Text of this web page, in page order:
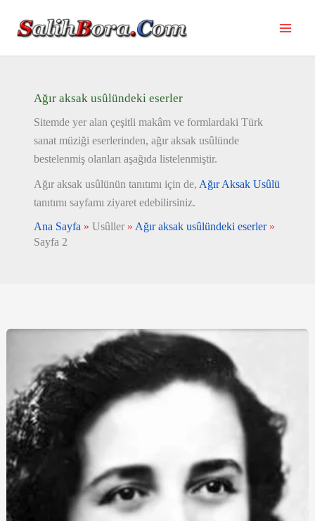
Ağır aksak usûlündeki eserler
Sitemde yer alan çeşitli makâm ve formlardaki Türk
sanat müziği eserlerinden, ağır aksak usûlünde
bestelenmiş olanları aşağıda listelenmiştir.
Ağır aksak usûlünün tanıtımı için de, Ağır Aksak Usûlü
tanıtımı sayfamı ziyaret edebilirsiniz.
Ana Sayfa » Usûller » Ağır aksak usûlündeki eserler»
Sayfa 2